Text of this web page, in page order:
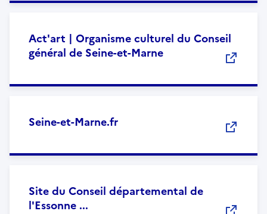
Act'art | Organisme culturel du Conseil
général de Seine-et-Marne
Seine-et-Marne.fr
Site du Conseil départemental de
l'Essonne ...